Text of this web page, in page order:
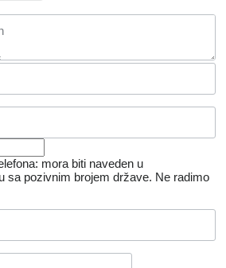
mora biti naveden u
sa pozivnim brojem države. Ne radimo